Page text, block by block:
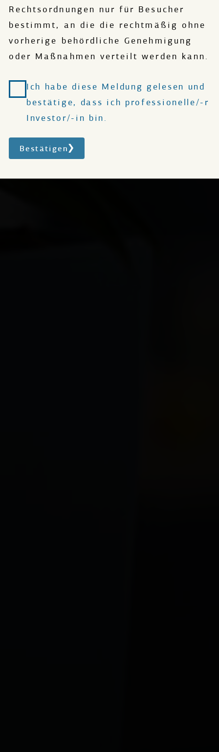
Rechtsordnungen nur für Besucher
bestimmt, an die die rechtmäßig ohne
vorherige behördliche Genehmigung
oder Maßnahmen verteilt werden kann.
Ich habe diese Meldung gelesen und
bestätige, dass ich professionelle/-r
Investor/-in bin.
Bestätigen